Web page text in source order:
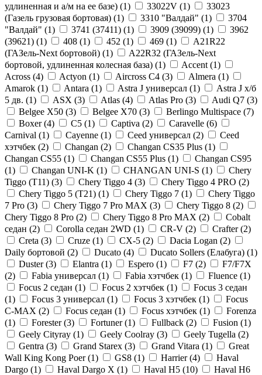
удлиненная и а/м на ее базе) (1) 33022V (1)
33023
(Газель грузовая бортовая) (1) 3310 "Валдай" (1)
3704
"Валдай" (1) 3741 (37411) (1) 3909 (39099) (1)
3962
(39621) (1) 408 (1) 452 (1) 469 (1)
A21R22
(ГАЗель-Next бортовой) (1)
A22R32 (ГАЗель-Next
бортовой, удлиненная колесная база) (1) Accent (1)
Across (4) Actyon (1) Aircross C4 (3) Almera (1)
Amarok (1) Antara (1) Astra J универсал (1)
Astra J х/б
5 дв. (1) ASX (3) Atlas (4) Atlas Pro (3) Audi Q7 (3)
Belgee X50 (3) Belgee X70 (3) Berlingo Multispace (7)
Boxer (4) C5 (1) Captiva (2) Caravelle (6)
Carnival (1) Cayenne (1) Ceed универсал (2)
Ceed
хэтчбек (2) Changan (2) Changan CS35 Plus (1)
Changan CS55 (1) Changan CS55 Plus (1)
Changan CS95
(1) Changan UNI-K (1) CHANGAN UNI-S (1)
Chery
Tiggo (Т11) (3) Chery Tiggo 4 (3) Chery Tiggo 4 PRO (2)
Chery Tiggo 5 (Т21) (1) Chery Tiggo 7 (1)
Chery Tiggo
7 Pro (3) Chery Tiggo 7 Pro MAX (3) Chery Tiggo 8 (2)
Chery Tiggo 8 Pro (2) Chery Tiggo 8 Pro MAX (2)
Cobalt
седан (2) Corolla седан 2WD (1) CR-V (2) Crafter (2)
Creta (3) Cruze (1) CX-5 (2) Dacia Logan (2)
Daily бортовой (2) Ducato (4) Ducato Sollers (Елабуга) (1)
Duster (3) Elantra (1) Espero (1) F7 (2)
F7/F7X
(2) Fabia универсал (1) Fabia хэтчбек (1) Fluence (1)
Focus 2 седан (1) Focus 2 хэтчбек (1)
Focus 3 седан
(1) Focus 3 универсал (1) Focus 3 хэтчбек (1)
Focus
C-MAX (2) Focus седан (1) Focus хэтчбек (1)
Forenza
(1) Forester (3) Fortuner (1) Fullback (2) Fusion (1)
Geely Cityray (1) Geely Coolray (3) Geely Tugella (2)
Gentra (3) Grand Starex (3) Grand Vitara (1)
Great
Wall King Kong Poer (1) GS8 (1) Harrier (4)
Haval
Dargo (1) Haval Dargo Х (1) Haval H5 (10)
Haval H6